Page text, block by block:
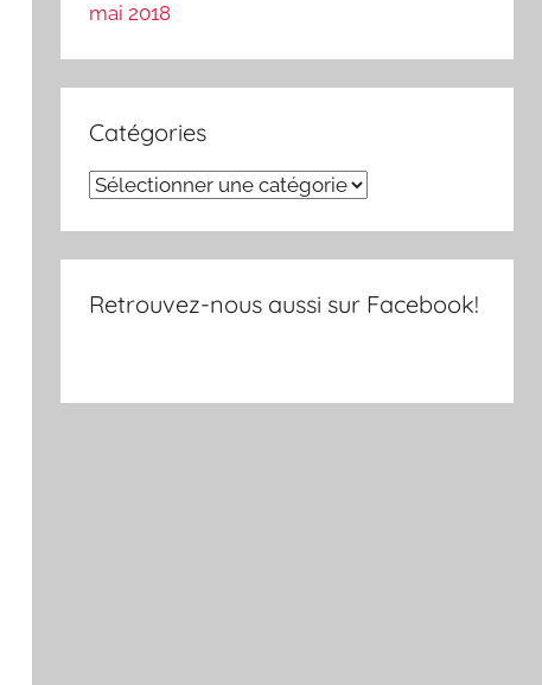
mai 2018
Catégories
Catégories
Retrouvez-nous aussi sur Facebook!